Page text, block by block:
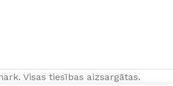
Visas tiesības aizsargātas.